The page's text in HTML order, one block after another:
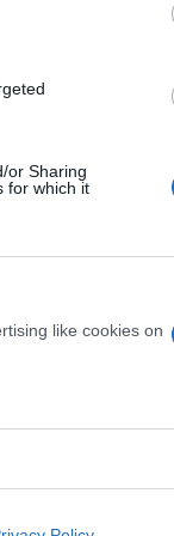
or Sharing
for which it
like cookies on
να
πληγέντων,
από το
και